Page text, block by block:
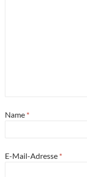
Name *
E-Mail-Adresse *